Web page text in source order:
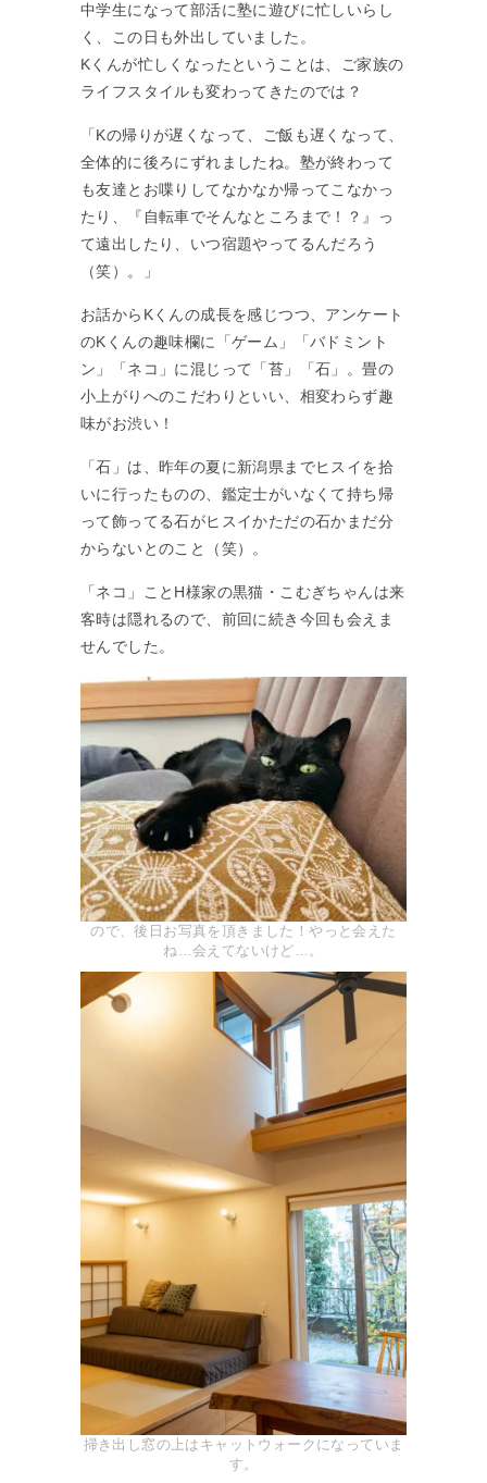
中学生になって部活に塾に遊びに忙しいらし
く、この日も外出していました。
Kくんが忙しくなったということは、ご家族の
ライフスタイルも変わってきたのでは？
「Kの帰りが遅くなって、ご飯も遅くなって、
全体的に後ろにずれましたね。塾が終わって
も友達とお喋りしてなかなか帰ってこなかっ
たり、『自転車でそんなところまで！？』っ
て遠出したり、いつ宿題やってるんだろう
（笑）。」
お話からKくんの成長を感じつつ、アンケート
のKくんの趣味欄に「ゲーム」「バドミント
ン」「ネコ」に混じって「苔」「石」。畳の
小上がりへのこだわりといい、相変わらず趣
味がお渋い！
「石」は、昨年の夏に新潟県までヒスイを拾
いに行ったものの、鑑定士がいなくて持ち帰
って飾ってる石がヒスイかただの石かまだ分
からないとのこと（笑）。
「ネコ」ことH様家の黒猫・こむぎちゃんは来
客時は隠れるので、前回に続き今回も会えま
せんでした。
ので、後日お写真を頂きました！やっと会えた
ね…会えてないけど…。
掃き出し窓の上はキャットウォークになっていま
す。